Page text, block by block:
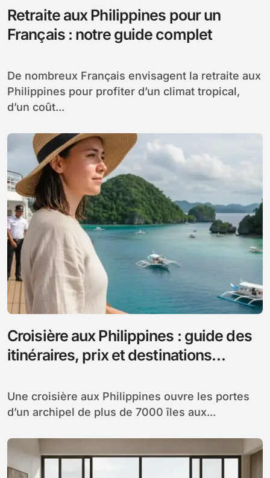
Retraite aux Philippines pour un
Français : notre guide complet
De nombreux Français envisagent la retraite aux
Philippines pour profiter d’un climat tropical,
d’un coût...
Croisière aux Philippines : guide des
itinéraires, prix et destinations
Une croisière aux Philippines ouvre les portes
d’un archipel de plus de 7000 îles aux...